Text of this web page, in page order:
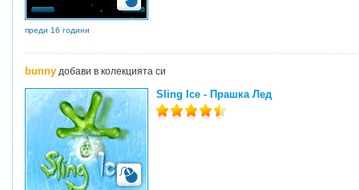
преди 16 години
bunny добави в колекцията си
Sling Ice - Прашка Лед